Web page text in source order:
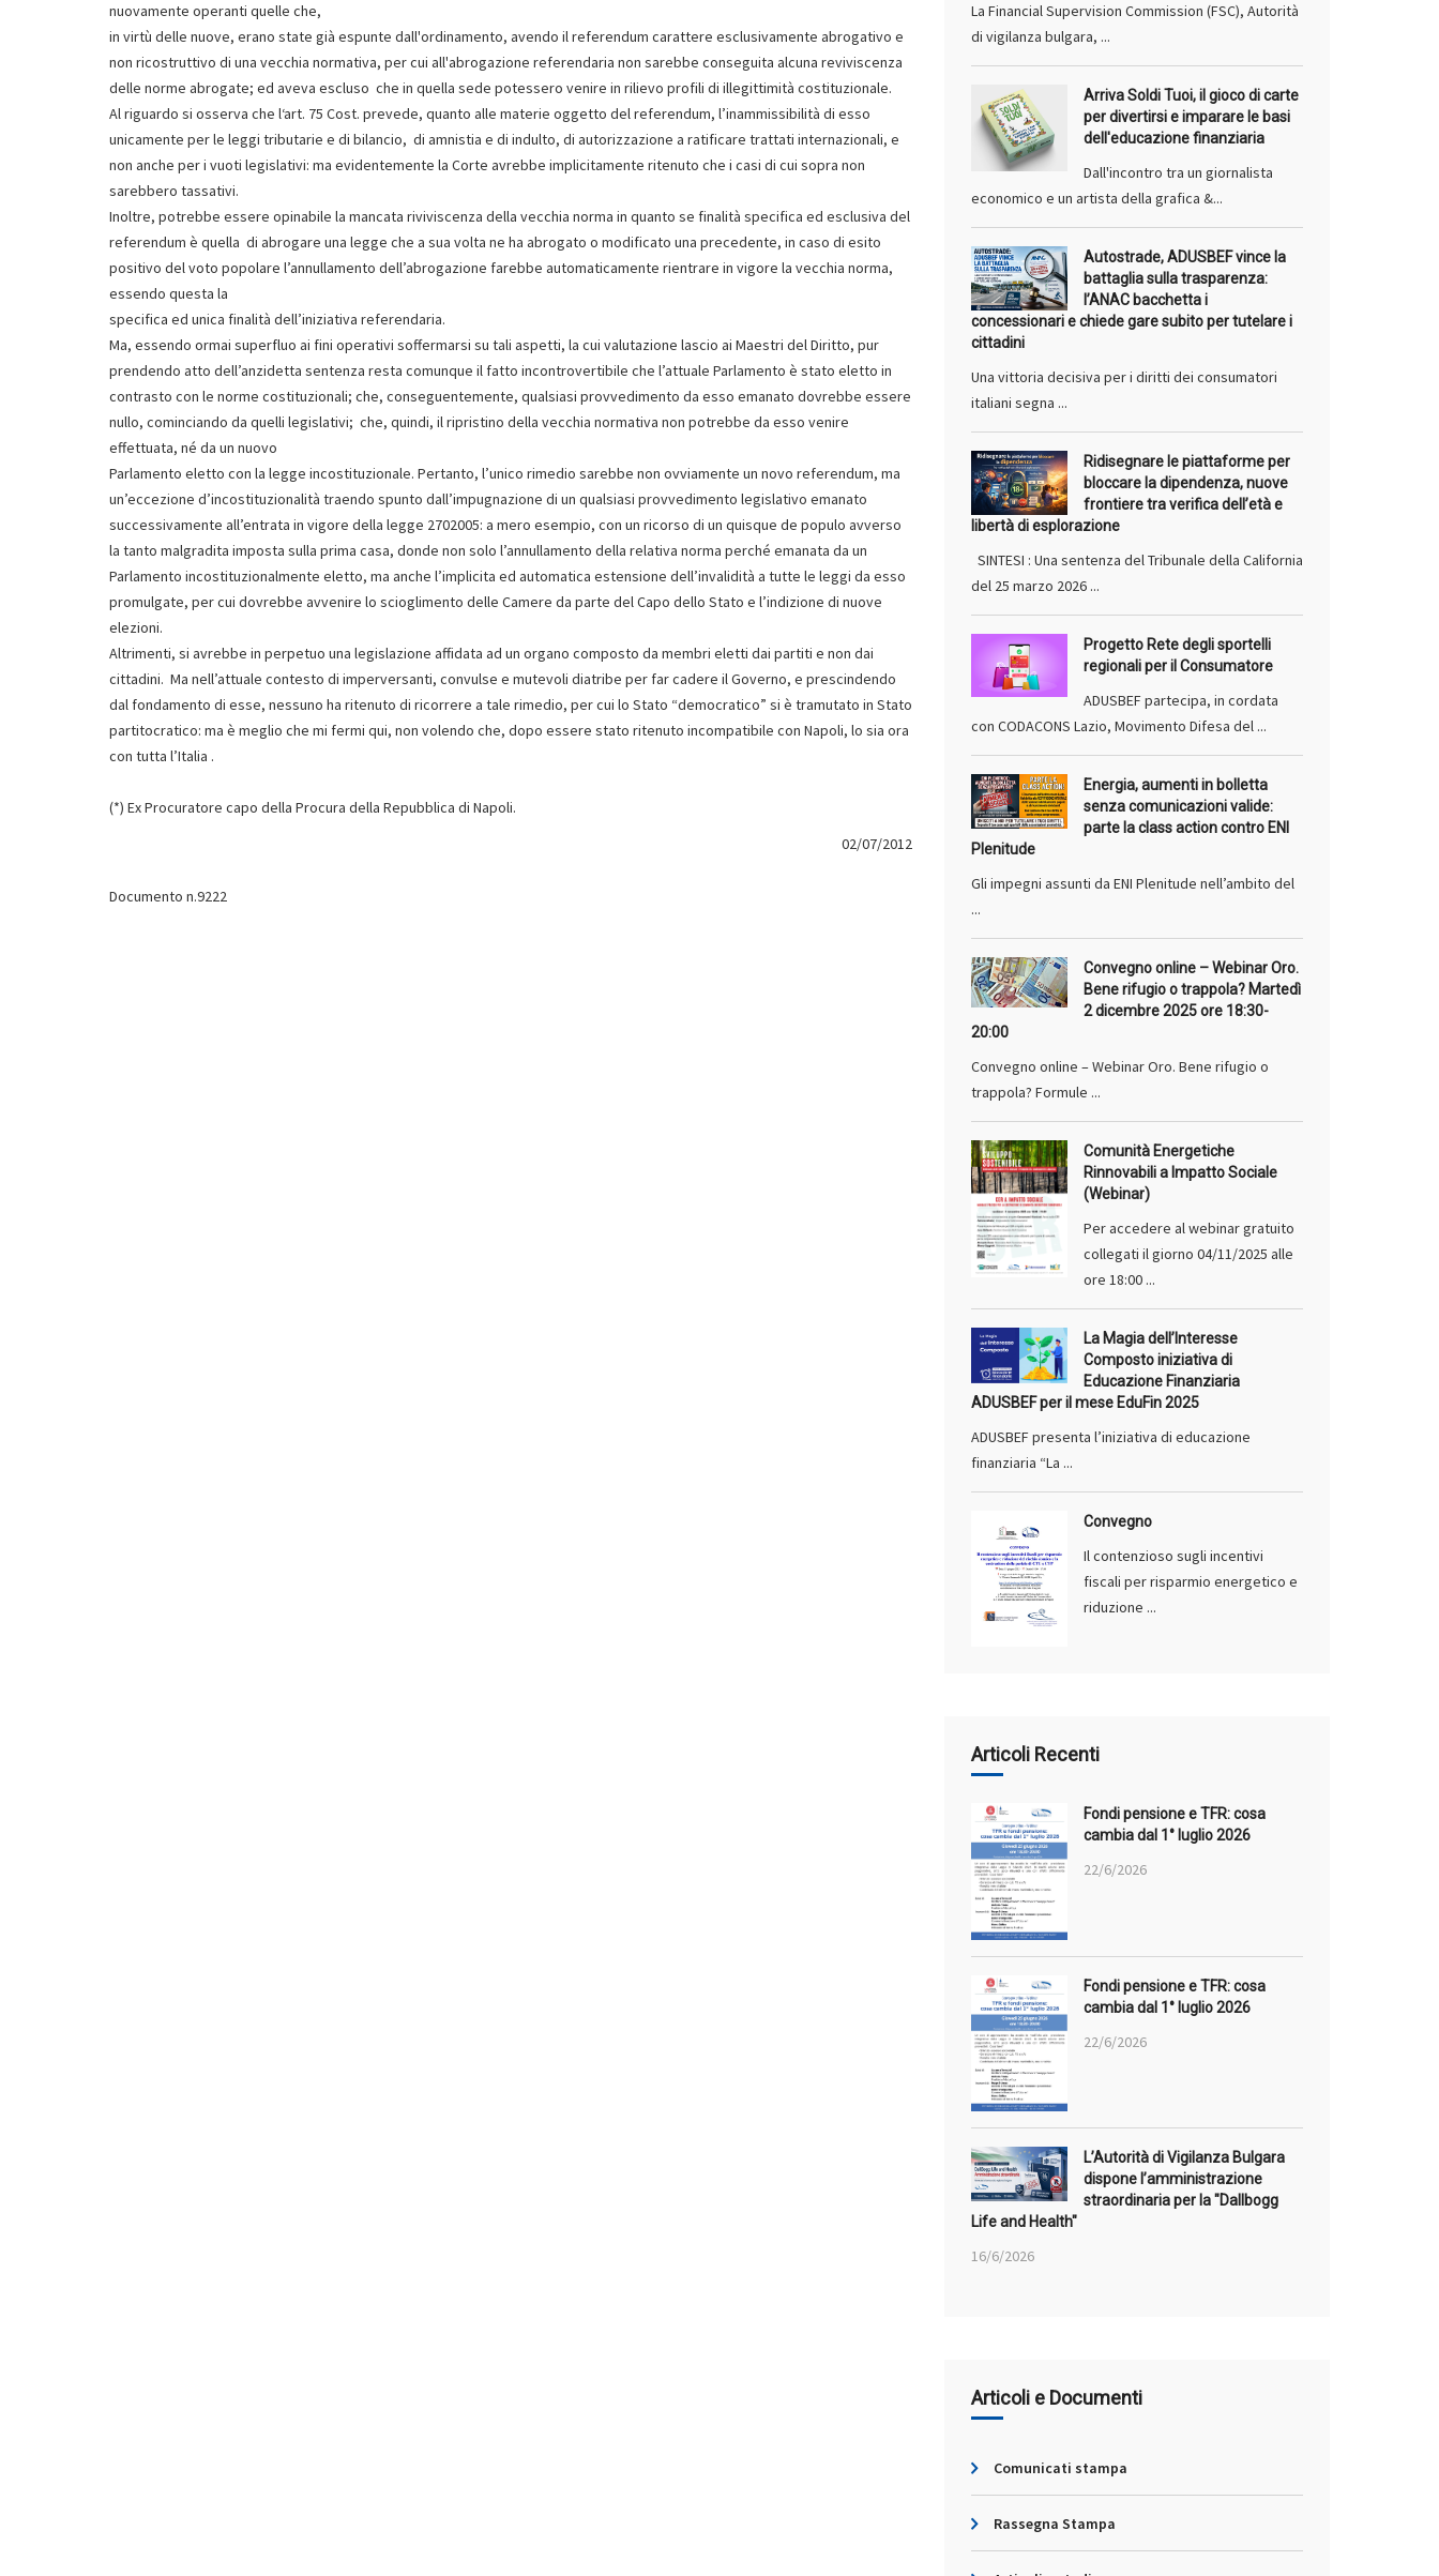
nuovamente operanti quelle che,
in virtù delle nuove, erano state già espunte dall'ordinamento, avendo il referendum carattere esclusivamente abrogativo e
non ricostruttivo di una vecchia normativa, per cui all'abrogazione referendaria non sarebbe conseguita alcuna reviviscenza
delle norme abrogate; ed aveva escluso che in quella sede potessero venire in rilievo profili di illegittimità costituzionale.
Al riguardo si osserva che l‘art. 75 Cost. prevede, quanto alle materie oggetto del referendum, l’inammissibilità di esso
unicamente per le leggi tributarie e di bilancio, di amnistia e di indulto, di autorizzazione a ratificare trattati internazionali, e
non anche per i vuoti legislativi: ma evidentemente la Corte avrebbe implicitamente ritenuto che i casi di cui sopra non
sarebbero tassativi.
Inoltre, potrebbe essere opinabile la mancata riviviscenza della vecchia norma in quanto se finalità specifica ed esclusiva del
referendum è quella di abrogare una legge che a sua volta ne ha abrogato o modificato una precedente, in caso di esito
positivo del voto popolare l’annullamento dell’abrogazione farebbe automaticamente rientrare in vigore la vecchia norma,
essendo questa la
specifica ed unica finalità dell’iniziativa referendaria.
Ma, essendo ormai superfluo ai fini operativi soffermarsi su tali aspetti, la cui valutazione lascio ai Maestri del Diritto, pur
prendendo atto dell’anzidetta sentenza resta comunque il fatto incontrovertibile che l’attuale Parlamento è stato eletto in
contrasto con le norme costituzionali; che, conseguentemente, qualsiasi provvedimento da esso emanato dovrebbe essere
nullo, cominciando da quelli legislativi; che, quindi, il ripristino della vecchia normativa non potrebbe da esso venire
effettuata, né da un nuovo
Parlamento eletto con la legge incostituzionale. Pertanto, l’unico rimedio sarebbe non ovviamente un novo referendum, ma
un’eccezione d’incostituzionalità traendo spunto dall’impugnazione di un qualsiasi provvedimento legislativo emanato
successivamente all’entrata in vigore della legge 2702005: a mero esempio, con un ricorso di un quisque de populo avverso
la tanto malgradita imposta sulla prima casa, donde non solo l’annullamento della relativa norma perché emanata da un
Parlamento incostituzionalmente eletto, ma anche l’implicita ed automatica estensione dell’invalidità a tutte le leggi da esso
promulgate, per cui dovrebbe avvenire lo scioglimento delle Camere da parte del Capo dello Stato e l’indizione di nuove
elezioni.
Altrimenti, si avrebbe in perpetuo una legislazione affidata ad un organo composto da membri eletti dai partiti e non dai
cittadini. Ma nell’attuale contesto di imperversanti, convulse e mutevoli diatribe per far cadere il Governo, e prescindendo
dal fondamento di esse, nessuno ha ritenuto di ricorrere a tale rimedio, per cui lo Stato “democratico” si è tramutato in Stato
partitocratico: ma è meglio che mi fermi qui, non volendo che, dopo essere stato ritenuto incompatibile con Napoli, lo sia ora
con tutta l’Italia .
(*) Ex Procuratore capo della Procura della Repubblica di Napoli.
02/07/2012
Documento n.9222
La Financial Supervision Commission (FSC), Autorità
di vigilanza bulgara, ...
Arriva Soldi Tuoi, il gioco di carte
per divertirsi e imparare le basi
dell'educazione finanziaria
Dall'incontro tra un giornalista
economico e un artista della grafica &...
Autostrade, ADUSBEF vince la
battaglia sulla trasparenza:
l’ANAC bacchetta i
concessionari e chiede gare subito per tutelare i
cittadini
Una vittoria decisiva per i diritti dei consumatori
italiani segna ...
Ridisegnare le piattaforme per
bloccare la dipendenza, nuove
frontiere tra verifica dell’età e
libertà di esplorazione
SINTESI : Una sentenza del Tribunale della California
del 25 marzo 2026 ...
Progetto Rete degli sportelli
regionali per il Consumatore
ADUSBEF partecipa, in cordata
con CODACONS Lazio, Movimento Difesa del ...
Energia, aumenti in bolletta
senza comunicazioni valide:
parte la class action contro ENI
Plenitude
Gli impegni assunti da ENI Plenitude nell’ambito del
...
Convegno online – Webinar Oro.
Bene rifugio o trappola? Martedì
2 dicembre 2025 ore 18:30-
20:00
Convegno online – Webinar Oro. Bene rifugio o
trappola? Formule ...
Comunità Energetiche
Rinnovabili a Impatto Sociale
(Webinar)
Per accedere al webinar gratuito
collegati il giorno 04/11/2025 alle
ore 18:00 ...
La Magia dell’Interesse
Composto iniziativa di
Educazione Finanziaria
ADUSBEF per il mese EduFin 2025
ADUSBEF presenta l’iniziativa di educazione
finanziaria “La ...
Convegno
Il contenzioso sugli incentivi
fiscali per risparmio energetico e
riduzione ...
Articoli Recenti
Fondi pensione e TFR: cosa
cambia dal 1° luglio 2026
22/6/2026
Fondi pensione e TFR: cosa
cambia dal 1° luglio 2026
22/6/2026
L’Autorità di Vigilanza Bulgara
dispone l’amministrazione
straordinaria per la "Dallbogg
Life and Health"
16/6/2026
Articoli e Documenti
Comunicati stampa
Rassegna Stampa